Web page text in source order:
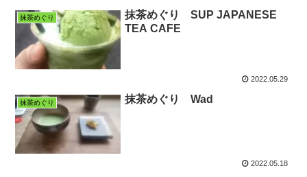
抹茶めぐり
抹茶めぐり SUP JAPANESE
TEA CAFE
2022.05.29
抹茶めぐり 抹茶めぐり Wad
2022.05.18